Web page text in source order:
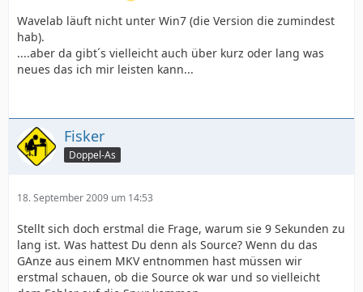
Wavelab läuft nicht unter Win7 (die Version die zumindest
hab).
....aber da gibt´s vielleicht auch über kurz oder lang was
neues das ich mir leisten kann...
Fisker
Doppel-As
18. September 2009 um 14:53
Stellt sich doch erstmal die Frage, warum sie 9 Sekunden zu
lang ist. Was hattest Du denn als Source? Wenn du das
GAnze aus einem MKV entnommen hast müssen wir
erstmal schauen, ob die Source ok war und so vielleicht